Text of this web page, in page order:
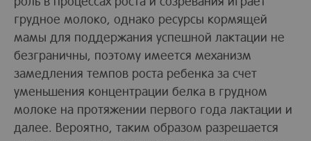
грудное молоко, однако ресурсы кормящей
мамы для поддержания успешной лактации не
безграничны, поэтому имеется механизм
замедления темпов роста ребенка за счет
уменьшения концентрации белка в грудном
молоке на протяжении первого года лактации и
далее. Вероятно, таким образом разрешается